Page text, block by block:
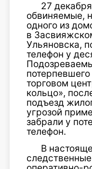
27
обвиняемые,
одного из
в
Ульяновска,
телефон у
потерпевшего
торговом
кольцо»,
подъезд
угрозой
забрали у
телефон.
В